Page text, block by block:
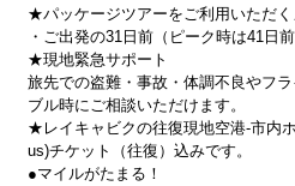
★パッケージツアーをご利用いただく
・ご出発の31日前（ピーク時は41日
★現地緊急サポート
旅先での盗難・事故・体調不良やフ
ブル時にご相談いただけます。
★レイキャビクの往復現地空港-市内
us)チケット（往復）込みです。
●マイルがたまる！